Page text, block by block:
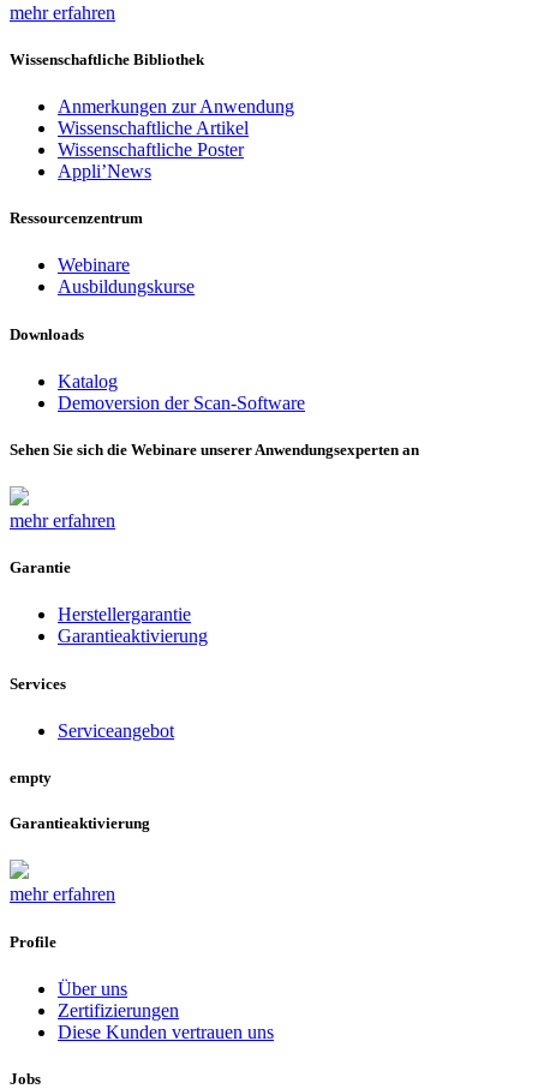
mehr erfahren
Wissenschaftliche Bibliothek
Anmerkungen zur Anwendung
Wissenschaftliche Artikel
Wissenschaftliche Poster
Appli’News
Ressourcenzentrum
Webinare
Ausbildungskurse
Downloads
Katalog
Demoversion der Scan-Software
Sehen Sie sich die Webinare unserer Anwendungsexperten an
mehr erfahren
Garantie
Herstellergarantie
Garantieaktivierung
Services
Serviceangebot
empty
Garantieaktivierung
mehr erfahren
Profile
Über uns
Zertifizierungen
Diese Kunden vertrauen uns
Jobs